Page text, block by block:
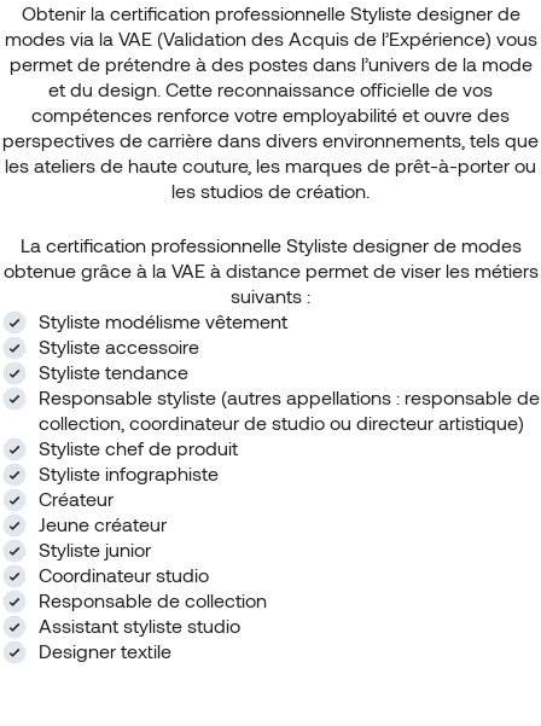
Obtenir la certification professionnelle Styliste designer de
modes via la VAE (Validation des Acquis de l’Expérience) vous
permet de prétendre à des postes dans l’univers de la mode
et du design. Cette reconnaissance officielle de vos
compétences renforce votre employabilité et ouvre des
perspectives de carrière dans divers environnements, tels que
les ateliers de haute couture, les marques de prêt-à-porter ou
les studios de création.
La certification professionnelle Styliste designer de modes
obtenue grâce à la VAE à distance permet de viser les métiers
suivants :
Styliste modélisme vêtement
Styliste accessoire
Styliste tendance
Responsable styliste (autres appellations : responsable de
collection, coordinateur de studio ou directeur artistique)
Styliste chef de produit
Styliste infographiste
Créateur
Jeune créateur
Styliste junior
Coordinateur studio
Responsable de collection
Assistant styliste studio
Designer textile